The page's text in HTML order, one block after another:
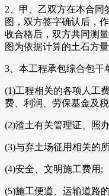
2、甲、乙双方在本合同
图，双方签字确认后，
收合格后，双方共同测
图为依据计算的土石方
3、本工程承包综合包干
(1)工程相关的各项人工
费、利润、劳保基金及
(2)渣土有关管理证、照
(3)与弃土场征用相关的
(4)安全、文明施工费用;
(5)施工便道、运输道路